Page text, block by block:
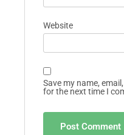
Website
Save my name,
for the next time I